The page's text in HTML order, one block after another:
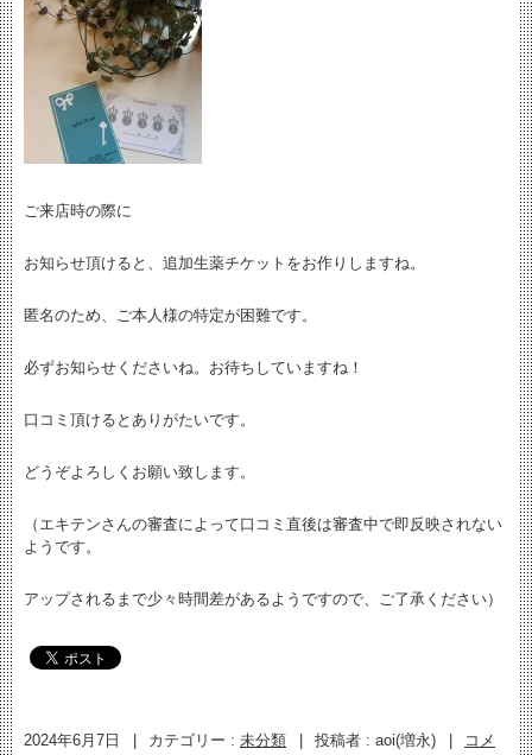
ご来店時の際に
お知らせ頂けると、追加生薬チケットをお作りしますね。
匿名のため、ご本人様の特定が困難です。
必ずお知らせくださいね。お待ちしていますね！
口コミ頂けるとありがたいです。
どうぞよろしくお願い致します。
（エキテンさんの審査によって口コミ直後は審査中で即反映されない
ようです。
アップされるまで少々時間差があるようですので、ご了承ください）
2024年6月7日 カテゴリー : 未分類 投稿者 : aoi(増永)
コメ